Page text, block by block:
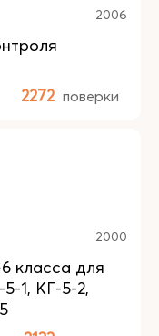
2006
2272 поверки
2000
класса для
1, КГ-5-2,